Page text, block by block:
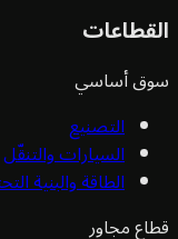
أساسي
التصنيع
السيارات والتنقّل
الطاقة والبنية التحتية
مجاور